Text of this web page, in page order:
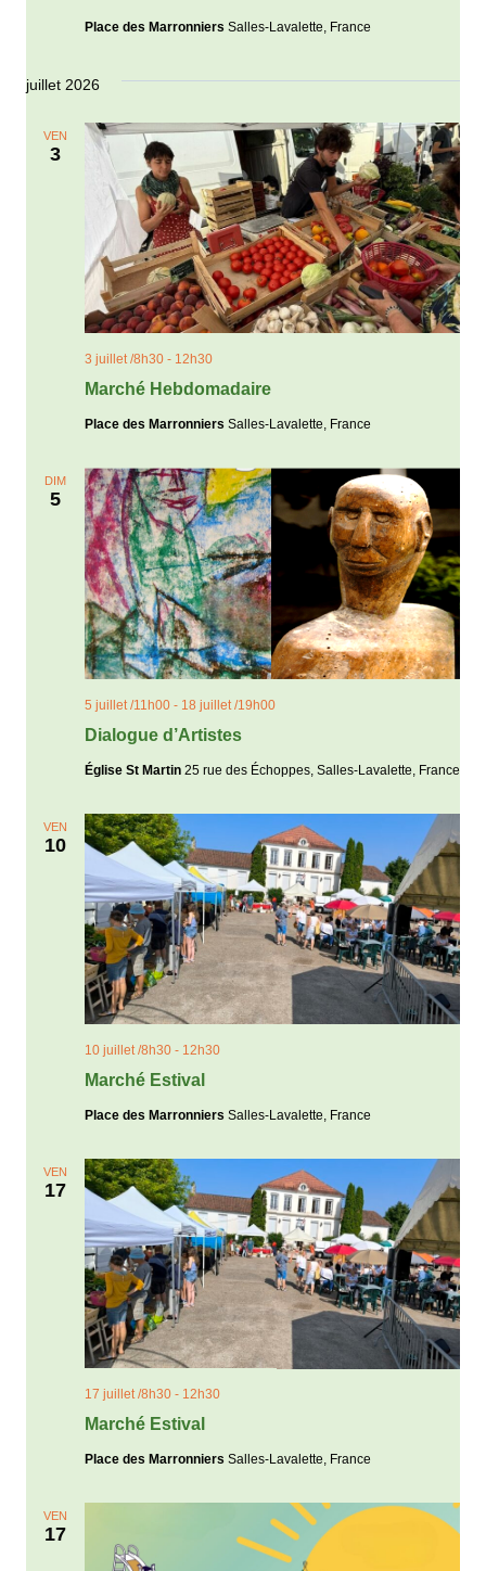
Place des Marronniers Salles-Lavalette, France
juillet 2026
VEN
3
Marché Hebdomadaire
3 juillet /8h30 - 12h30
Place des Marronniers Salles-Lavalette, France
DIM
5
Dialogue d’Artistes
5 juillet /11h00 - 18 juillet /19h00
Église St Martin 25 rue des Échoppes, Salles-Lavalette, France
VEN
10
Marché Estival
10 juillet /8h30 - 12h30
Place des Marronniers Salles-Lavalette, France
VEN
17
Marché Estival
17 juillet /8h30 - 12h30
Place des Marronniers Salles-Lavalette, France
VEN
17